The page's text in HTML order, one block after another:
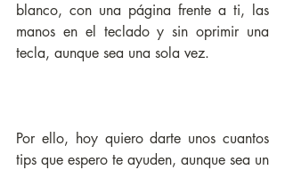
blanco, con una página frente a ti, las
manos en el teclado y sin oprimir una
tecla, aunque sea una sola vez.
Por ello, hoy quiero darte unos cuantos
tips que espero te ayuden, aunque sea un